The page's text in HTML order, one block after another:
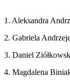
1. Aleksandra
2. Gabriela
3. Daniel
4. Magdalena